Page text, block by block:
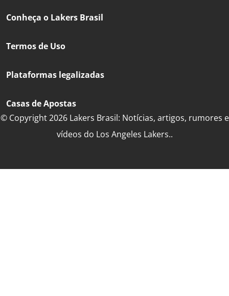
Conheça o Lakers Brasil
Termos de Uso
Plataformas legalizadas
Casas de Apostas
© Copyright 2026 Lakers Brasil: Notícias, artigos, rumores e
vídeos do Los Angeles Lakers..